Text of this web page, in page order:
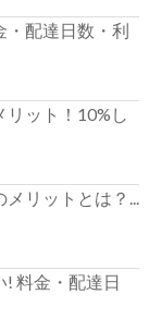
・配達日数・利
リット！10%し
リットとは？...
料金・配達日